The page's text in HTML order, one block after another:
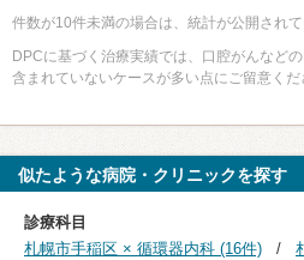
件数が10件未満の場合は、統計が公開され
DPCに基づく治療実績では、口腔がんなど
含まれていないケースが多い点にご留意くだ
似たような病院・クリニックを探す
診療科目
札幌市手稲区 × 循環器内科 (16件)